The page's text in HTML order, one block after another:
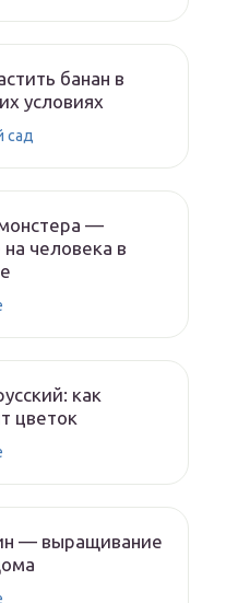
банан в
условиях
сад
—
человека в
как
цветок
— выращивание